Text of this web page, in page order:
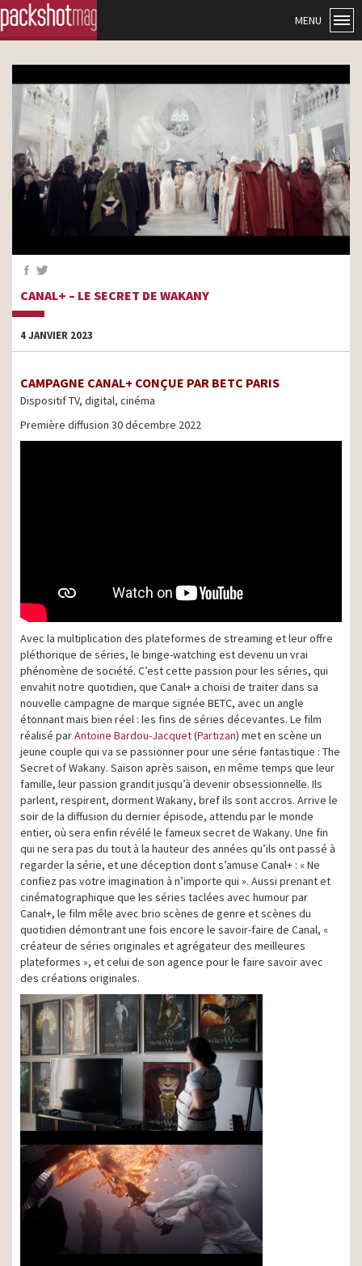
MENU
CANAL+ – LE SECRET DE WAKANY
4 JANVIER 2023
CAMPAGNE CANAL+ CONÇUE PAR BETC PARIS
Dispositif TV, digital, cinéma
Première diffusion 30 décembre 2022
Avec la multiplication des plateformes de streaming et leur offre
pléthorique de séries, le binge-watching est devenu un vrai
phénomène de société. C’est cette passion pour les séries, qui
envahit notre quotidien, que Canal+ a choisi de traiter dans sa
nouvelle campagne de marque signée BETC, avec un angle
étonnant mais bien réel : les fins de séries décevantes. Le film
réalisé parAntoine Bardou-Jacquet(Partizan) met en scène un
jeune couple qui va se passionner pour une série fantastique : The
Secret of Wakany. Saison après saison, en même temps que leur
famille, leur passion grandit jusqu’à devenir obsessionnelle. Ils
parlent, respirent, dorment Wakany, bref ils sont accros. Arrive le
soir de la diffusion du dernier épisode, attendu par le monde
entier, où sera enfin révélé le fameux secret de Wakany. Une fin
qui ne sera pas du tout à la hauteur des années qu’ils ont passé à
regarder la série, et une déception dont s’amuse Canal+ : « Ne
confiez pas votre imagination à n’importe qui ». Aussi prenant et
cinématographique que les séries taclées avec humour par
Canal+, le film mêle avec brio scènes de genre et scènes du
quotidien démontrant une fois encore le savoir-faire de Canal, «
créateur de séries originales et agrégateur des meilleures
plateformes », et celui de son agence pour le faire savoir avec
des créations originales.